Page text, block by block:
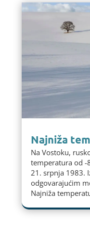
Najniža
Na Vostoku,
temperatura od -
21. srpnja 1983.
odgovarajućim
Najniža